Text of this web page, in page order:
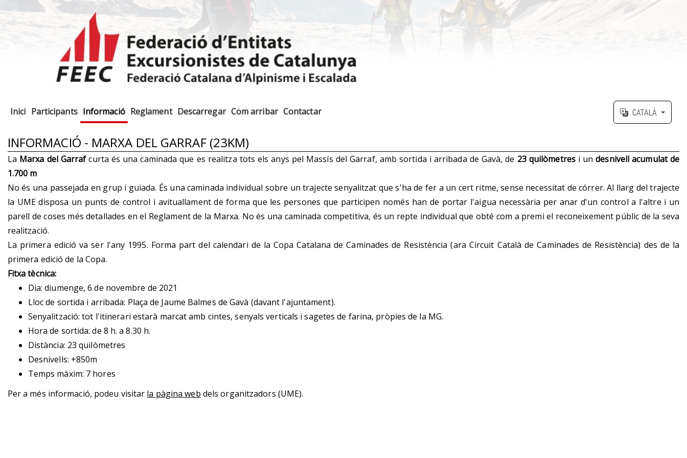
Inici Participants Informació Reglament Descarregar Com arribar Contactar CATALÀ
INFORMACIÓ - MARXA DEL GARRAF (23KM)
La Marxa del Garrafcurta és una caminada que es realitza tots els anys pel Massís del Garraf, amb sortida i arribada de Gavà, de 23 quilòmetresi undesnivell acumulat de
1.700 m
No és una passejada en grup i guiada. És una caminada individual sobre un trajecte senyalitzat que s'ha de fer a un cert ritme, sense necessitat de córrer. Al llarg del trajecte
la UME disposa un punts de control i avituallament de forma que les persones que participen només han de portar l'aigua necessària per anar d'un control a l'altre i un
parell de coses més detallades en el Reglament de la Marxa. No és una caminada competitiva, és un repte individual que obté com a premi el reconeixement públic de la seva
realització.
La primera edició va ser l'any 1995. Forma part del calendari de la Copa Catalana de Caminades de Resistència (ara Circuit Català de Caminades de Resistència) des de la
primera edició de la Copa.
Fitxa tècnica:
Dia: diumenge, 6 de novembre de 2021
Lloc de sortida i arribada: Plaça de Jaume Balmes de Gavà (davant l'ajuntament).
Senyalització: tot l'itinerari estarà marcat amb cintes, senyals verticals i sagetes de farina, pròpies de la MG.
Hora de sortida: de 8 h. a 8.30 h.
Distància: 23 quilòmetres
Desnivells: +850m
Temps màxim: 7 hores
Per a més informació, podeu visitar la pàgina web dels organitzadors (UME).